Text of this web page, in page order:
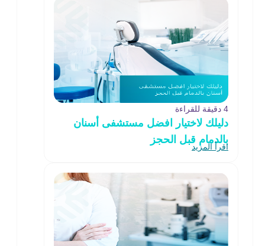
4 دقيقة للقراءة
دليلك لاختيار افضل مستشفى أسنان
بالدمام قبل الحجز
اقرأ المزيد